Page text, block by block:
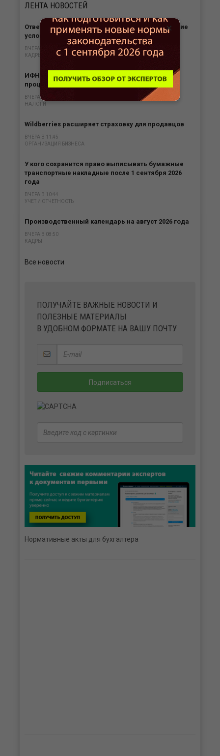
ЛЕНТА НОВОСТЕЙ
Ответственность работодателя за необеспечение
условий труда в жару
ВЧЕРА В 14:48
КАДРЫ
ИФНС обязана вернуть переплату налога с
процентами в любом случае
ВЧЕРА В 13:47
НАЛОГИ
Wildberries расширяет страховку для продавцов
ВЧЕРА В 11:45
ОРГАНИЗАЦИЯ БИЗНЕСА
У кого сохранится право выписывать бумажные
транспортные накладные после 1 сентября 2026
года
ВЧЕРА В 10:44
УЧЕТ И ОТЧЕТНОСТЬ
Производственный календарь на август 2026 года
ВЧЕРА В 08:50
КАДРЫ
Все новости
ПОЛУЧАЙТЕ ВАЖНЫЕ НОВОСТИ И
ПОЛЕЗНЫЕ МАТЕРИАЛЫ
В УДОБНОМ ФОРМАТЕ НА ВАШУ ПОЧТУ
Нормативные акты для бухгалтера
×